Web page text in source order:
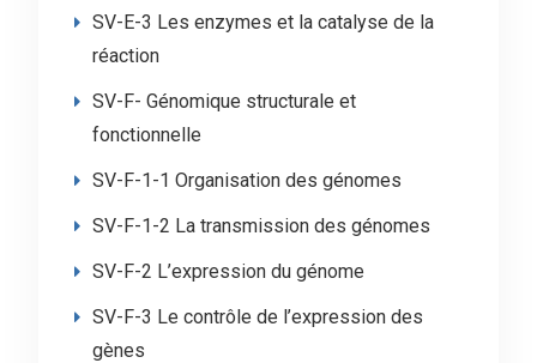
SV-E-3 Les enzymes et la catalyse de la
réaction
SV-F- Génomique structurale et
fonctionnelle
SV-F-1-1 Organisation des génomes
SV-F-1-2 La transmission des génomes
SV-F-2 L’expression du génome
SV-F-3 Le contrôle de l’expression des
gènes